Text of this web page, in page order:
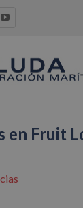
YouTube
en Fruit